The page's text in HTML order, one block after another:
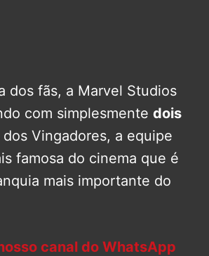
dos fãs, a Marvel Studios
com simplesmente dois
Vingadores, a equipe
famosa do cinema que é
mais importante do
canal do WhatsApp